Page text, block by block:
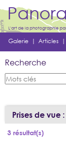
L'art de la photographie
Galerie | Articles |
Recherche
Prises de vue
3 résultat(s)